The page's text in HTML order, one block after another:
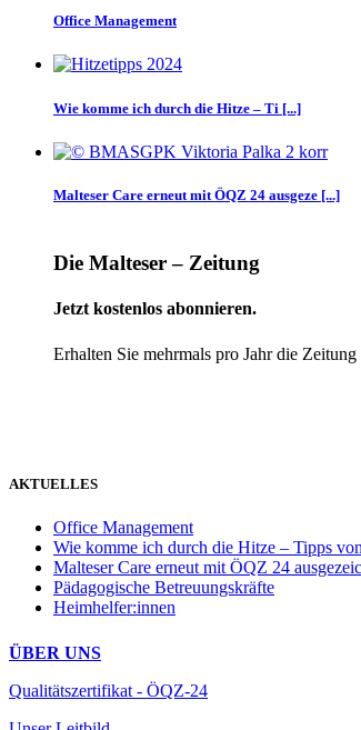
Office Management
Wie komme ich durch die Hitze – Ti [...]
Malteser Care erneut mit ÖQZ 24 ausgeze [...]
Die Malteser – Zeitung
Jetzt kostenlos abonnieren.
Erhalten Sie mehrmals pro Jahr die
AKTUELLES
Office Management
Wie komme ich durch die Hitze – Tipps
Malteser Care erneut mit ÖQZ 24
Pädagogische Betreuungskräfte
Heimhelfer:innen
ÜBER UNS
Qualitätszertifikat - ÖQZ-24